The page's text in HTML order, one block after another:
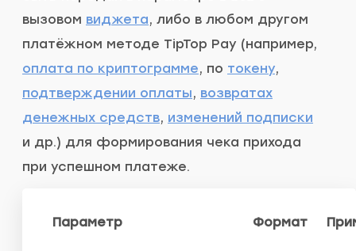
вызовом виджета, либо в любом другом
платёжном методе TipTop Pay (например,
оплата по криптограмме, по токену,
подтверждении оплаты, возвратах
денежных средств, изменений подписки
и др.) для формирования чека прихода
при успешном платеже.
Параметр Формат